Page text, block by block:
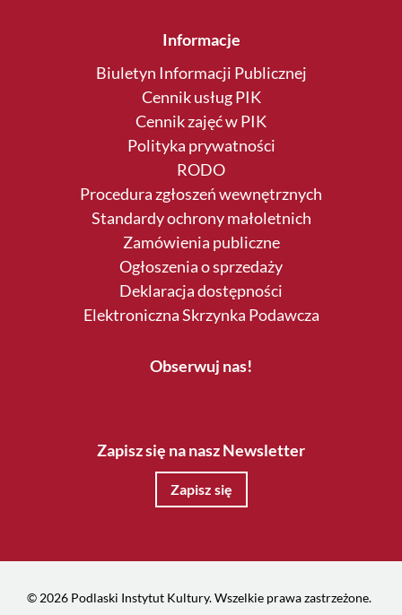
Informacje
Biuletyn Informacji Publicznej
Cennik usług PIK
Cennik zajęć w PIK
Polityka prywatności
RODO
Procedura zgłoszeń wewnętrznych
Standardy ochrony małoletnich
Zamówienia publiczne
Ogłoszenia o sprzedaży
Deklaracja dostępności
Elektroniczna Skrzynka Podawcza
Obserwuj nas!
Zapisz się na nasz Newsletter
Zapisz się
© 2026 Podlaski Instytut Kultury. Wszelkie prawa zastrzeżone.